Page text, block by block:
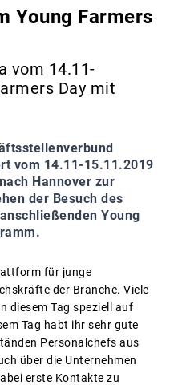
Young Farmers
vom 14.11-
Day mit
vom 14.11-15.11.2019
Hannover zur
der Besuch des
Young
für junge
der Branche. Viele
diesem Tag speziell auf
Tag habt ihr sehr gute
Personalchefs aus
über die Unternehmen
erste Kontakte zu